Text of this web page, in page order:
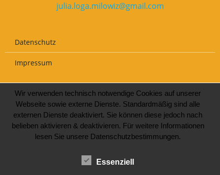
julia.loga.milowiz@gmail.com
Datenschutz
Impressum
Wir verwenden technisch notwendige Cookies auf unserer
Webseite sowie externe Dienste. Standardmäßig sind alle
externen Dienste deaktiviert. Sie können diese jedoch nach
belieben aktivieren & deaktivieren. Für weitere Informationen
lesen Sie unsere Datenschutzbestimmungen.
Essenziell